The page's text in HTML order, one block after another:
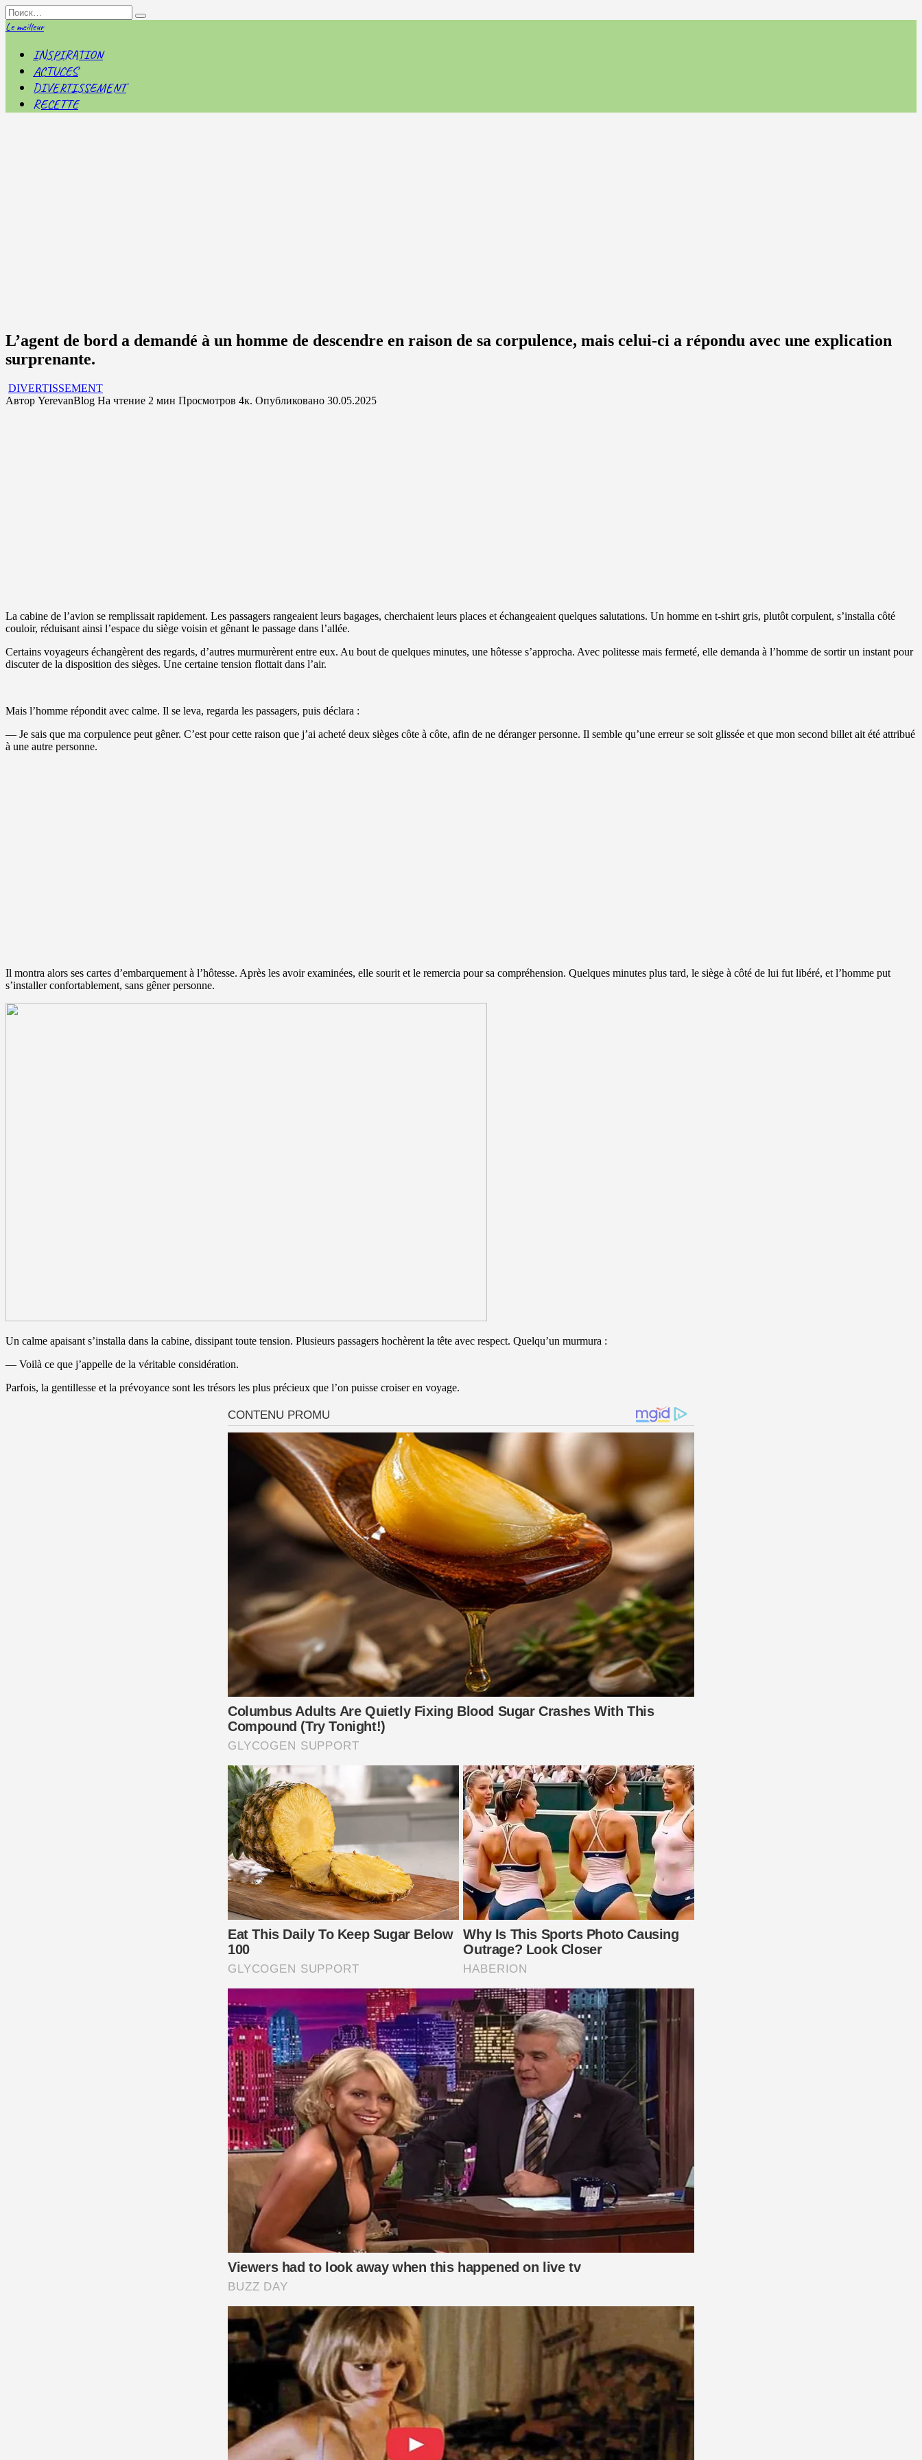
Перейти
к
содержанию
Search
for:
Le meilleur
INSPIRATION
ACTUCES
DIVERTISSEMENT
RECETTE
L’agent de bord a demandé à un homme de descendre en raison de sa corpulence, mais celui-ci a répondu avec une explication
surprenante.
DIVERTISSEMENT
Автор YerevanBlog На чтение 2 мин Просмотров 4к. Опубликовано 30.05.2025
La cabine de l’avion se remplissait rapidement. Les passagers rangeaient leurs bagages, cherchaient leurs places et échangeaient quelques salutations. Un homme en t-shirt gris, plutôt corpulent, s’installa côté
couloir, réduisant ainsi l’espace du siège voisin et gênant le passage dans l’allée.
Certains voyageurs échangèrent des regards, d’autres murmurèrent entre eux. Au bout de quelques minutes, une hôtesse s’approcha. Avec politesse mais fermeté, elle demanda à l’homme de sortir un instant pour
discuter de la disposition des sièges. Une certaine tension flottait dans l’air.
Mais l’homme répondit avec calme. Il se leva, regarda les passagers, puis déclara :
— Je sais que ma corpulence peut gêner. C’est pour cette raison que j’ai acheté deux sièges côte à côte, afin de ne déranger personne. Il semble qu’une erreur se soit glissée et que mon second billet ait été attribué
à une autre personne.
Il montra alors ses cartes d’embarquement à l’hôtesse. Après les avoir examinées, elle sourit et le remercia pour sa compréhension. Quelques minutes plus tard, le siège à côté de lui fut libéré, et l’homme put
s’installer confortablement, sans gêner personne.
Un calme apaisant s’installa dans la cabine, dissipant toute tension. Plusieurs passagers hochèrent la tête avec respect. Quelqu’un murmura :
— Voilà ce que j’appelle de la véritable considération.
Parfois, la gentillesse et la prévoyance sont les trésors les plus précieux que l’on puisse croiser en voyage.